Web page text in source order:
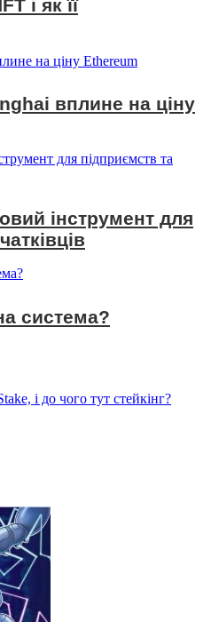
і як її
вплине на ціну
інструмент для
система?
і до чого тут стейкінг?